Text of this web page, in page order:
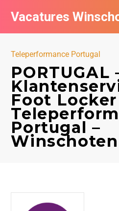
Vacatures
Teleperformance Portugal
PORTUGAL
Foot Locker
Portugal –
Winschoten
Vacatures per bedrijf in
Nieuwsbrief feed